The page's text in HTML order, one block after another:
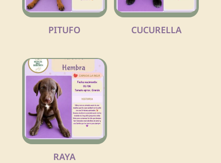
PITUFO CUCURELLA
RAYA